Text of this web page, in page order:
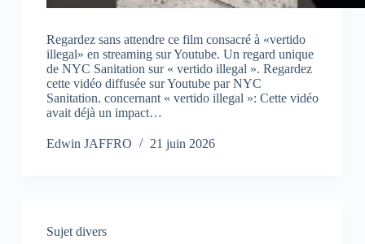
Regardez sans attendre ce film consacré à «vertido
illegal» en streaming sur Youtube. Un regard unique
de NYC Sanitation sur « vertido illegal ». Regardez
cette vidéo diffusée sur Youtube par NYC
Sanitation. concernant « vertido illegal »: Cette vidéo
avait déjà un impact…
Edwin JAFFRO 21 juin 2026
Sujet divers